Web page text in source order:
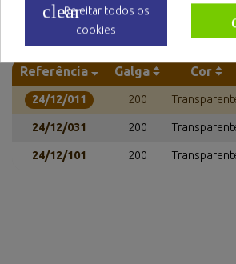
Referências de família
Referência Galga Cor
24/12/011 200
24/12/031 200
24/12/101 200
clear
Rejeitar todos os
cookies